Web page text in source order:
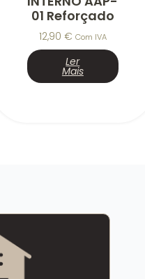
01 Reforçado
12,90 € Com IVA
Ler
Mais